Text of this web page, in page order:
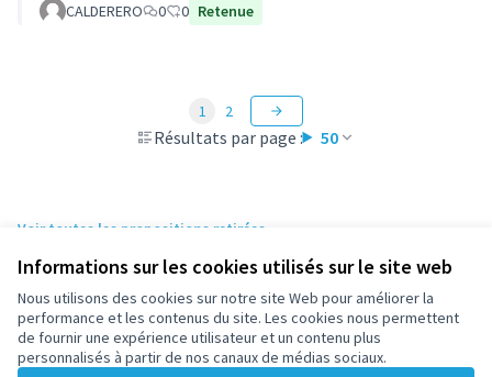
Informations sur les cookies utilisés sur le site web
Nous utilisons des cookies sur notre site Web pour améliorer la
performance et les contenus du site. Les cookies nous permettent
de fournir une expérience utilisateur et un contenu plus
personnalisés à partir de nos canaux de médias sociaux.
CALDERERO 0 0 Retenue
Résultats par page : 50
1 2
Voir toutes les propositions retirées
Conditions d'utilisation
Paramètres des cookies
participez.nanterre.fr sur X
participez.nanterre.fr sur Facebook
participez.nanterre.fr sur Instagram
participez.nanterre.fr sur YouTube
participez.nanterre.fr sur GitHub